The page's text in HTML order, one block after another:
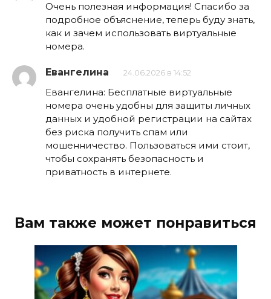
Очень полезная информация! Спасибо за
подробное объяснение, теперь буду знать,
как и зачем использовать виртуальные
номера.
Евангелина 24.06.2026 в 14:52
Евангелина: Бесплатные виртуальные
номера очень удобны для защиты личных
данных и удобной регистрации на сайтах
без риска получить спам или
мошенничество. Пользоваться ими стоит,
чтобы сохранять безопасность и
приватность в интернете.
Вам также может понравиться